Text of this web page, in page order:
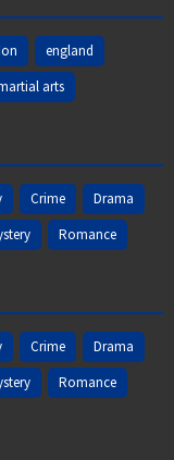
england
arts
Crime
Drama
Romance
Crime
Drama
Romance